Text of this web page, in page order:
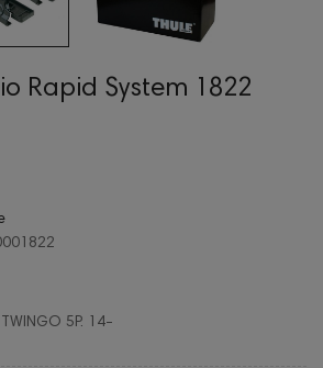
Rapid System 1822
TWINGO 5P. 14-